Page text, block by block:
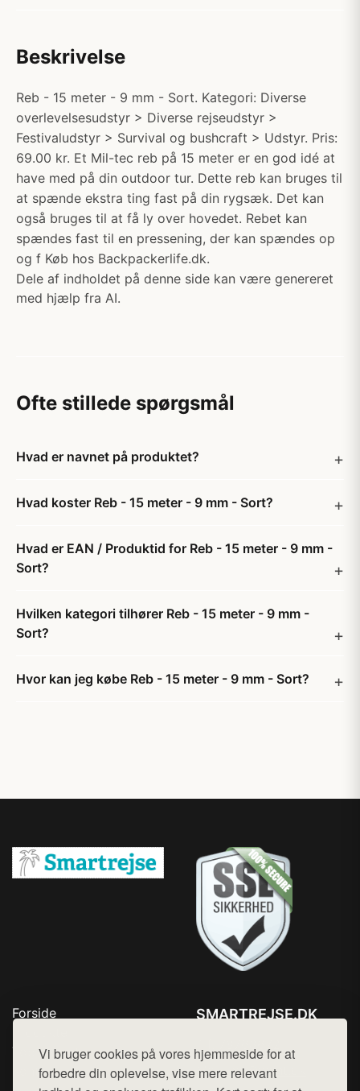
Vi bruger cookies på vores hjemmeside for at
forbedre din oplevelse, vise mere relevant
Beskrivelse
Reb - 15 meter - 9 mm - Sort. Kategori: Diverse
overlevelsesudstyr > Diverse rejseudstyr >
Festivaludstyr > Survival og bushcraft > Udstyr. Pris:
69.00 kr. Et Mil-tec reb på 15 meter er en god idé at
have med på din outdoor tur. Dette reb kan bruges til
at spænde ekstra ting fast på din rygsæk. Det kan
også bruges til at få ly over hovedet. Rebet kan
spændes fast til en pressening, der kan spændes op
og f Køb hos Backpackerlife.dk.
Dele af indholdet på denne side kan være genereret
med hjælp fra AI.
Ofte stillede spørgsmål
Hvad er navnet på produktet?
Hvad koster Reb - 15 meter - 9 mm - Sort?
Hvad er EAN / Produktid for Reb - 15 meter - 9 mm -
Sort?
Hvilken kategori tilhører Reb - 15 meter - 9 mm -
Sort?
Hvor kan jeg købe Reb - 15 meter - 9 mm - Sort?
Forside
Top Rabatter
Kontakt
SMARTREJSE.DK
Mail: hej@want.dk